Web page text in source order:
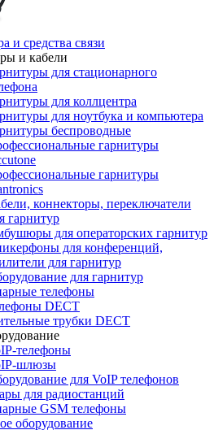
и средства связи
и кабели
для стационарного
для коллцентра
для ноутбука и компьютера
беспроводные
гарнитуры
гарнитуры
коннекторы, переключатели
гарнитур
для операторских гарнитур
для конференций,
для гарнитур
для гарнитур
телефоны
DECT
трубки DECT
телефоны
шлюзы
для VoIP телефонов
для радиостанций
GSM телефоны
оборудование